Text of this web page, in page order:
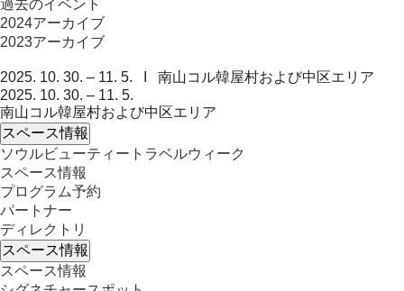
過去のイベント
2024アーカイブ
2023アーカイブ
2025. 10. 30. – 11. 5. I 南山コル韓屋村および中区エリア
2025. 10. 30. – 11. 5.
南山コル韓屋村および中区エリア
スペース情報
ソウルビューティートラベルウィーク
スペース情報
プログラム予約
パートナー
ディレクトリ
スペース情報
スペース情報